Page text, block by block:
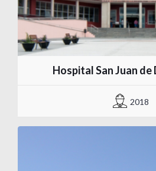
Hospital San Juan de
2018